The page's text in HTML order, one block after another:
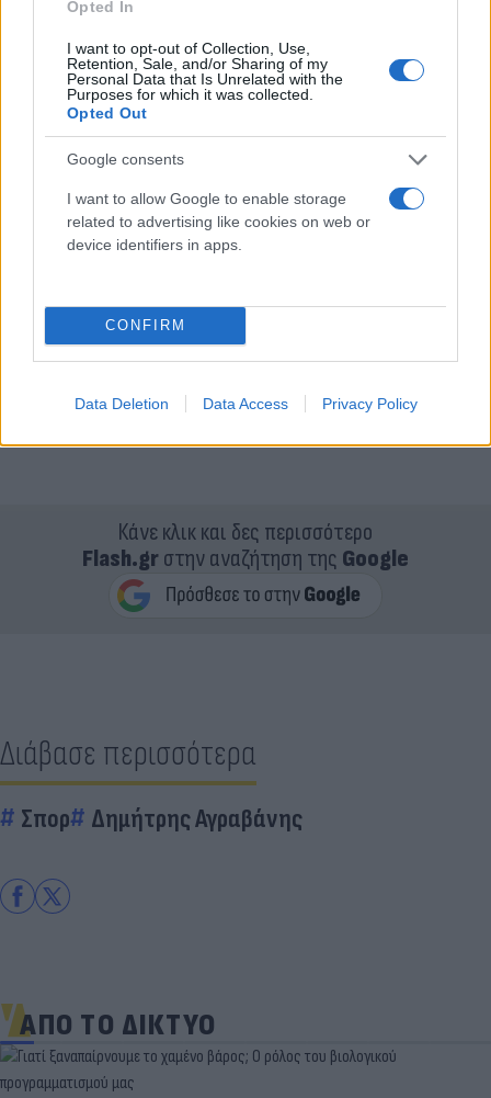
Opted In
I want to opt-out of Collection, Use,
Retention, Sale, and/or Sharing of my
Personal Data that Is Unrelated with the
Purposes for which it was collected.
Opted Out
Google consents
I want to allow Google to enable storage
related to advertising like cookies on web or
device identifiers in apps.
CONFIRM
Data Deletion Data Access Privacy Policy
Κάνε κλικ και δες περισσότερο
Flash.grστην αναζήτηση της Google
Διάβασε περισσότερα
Σπορ Δημήτρης Αγραβάνης
ΑΠΟ ΤΟ ΔΙΚΤΥΟ